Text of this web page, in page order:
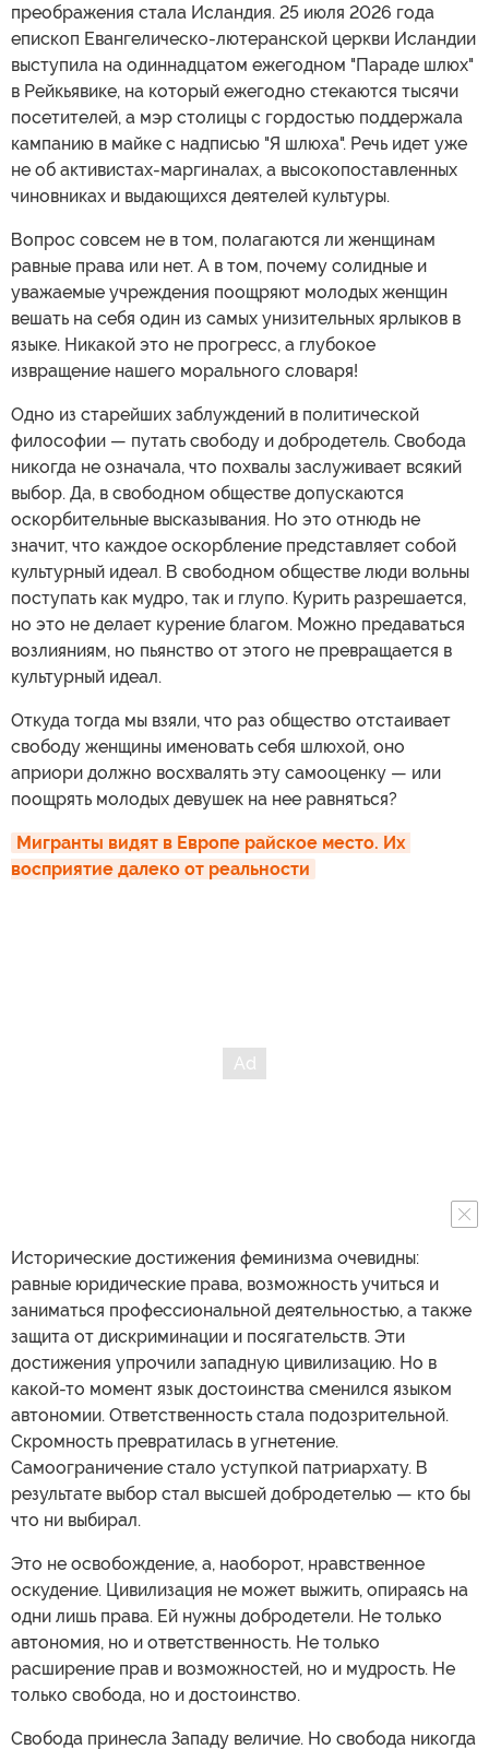
преображения стала Исландия. 25 июля 2026 года
епископ Евангелическо-лютеранской церкви Исландии
выступила на одиннадцатом ежегодном "Параде шлюх"
в Рейкьявике, на который ежегодно стекаются тысячи
посетителей, а мэр столицы с гордостью поддержала
кампанию в майке с надписью "Я шлюха". Речь идет уже
не об активистах-маргиналах, а высокопоставленных
чиновниках и выдающихся деятелей культуры.
Вопрос совсем не в том, полагаются ли женщинам
равные права или нет. А в том, почему солидные и
уважаемые учреждения поощряют молодых женщин
вешать на себя один из самых унизительных ярлыков в
языке. Никакой это не прогресс, а глубокое
извращение нашего морального словаря!
Одно из старейших заблуждений в политической
философии — путать свободу и добродетель. Свобода
никогда не означала, что похвалы заслуживает всякий
выбор. Да, в свободном обществе допускаются
оскорбительные высказывания. Но это отнюдь не
значит, что каждое оскорбление представляет собой
культурный идеал. В свободном обществе люди вольны
поступать как мудро, так и глупо. Курить разрешается,
но это не делает курение благом. Можно предаваться
возлияниям, но пьянство от этого не превращается в
культурный идеал.
Откуда тогда мы взяли, что раз общество отстаивает
свободу женщины именовать себя шлюхой, оно
априори должно восхвалять эту самооценку — или
поощрять молодых девушек на нее равняться?
Мигранты видят в Европе райское место. Их
восприятие далеко от реальности
Исторические достижения феминизма очевидны:
равные юридические права, возможность учиться и
заниматься профессиональной деятельностью, а также
защита от дискриминации и посягательств. Эти
достижения упрочили западную цивилизацию. Но в
какой-то момент язык достоинства сменился языком
автономии. Ответственность стала подозрительной.
Скромность превратилась в угнетение.
Самоограничение стало уступкой патриархату. В
результате выбор стал высшей добродетелью — кто бы
что ни выбирал.
Это не освобождение, а, наоборот, нравственное
оскудение. Цивилизация не может выжить, опираясь на
одни лишь права. Ей нужны добродетели. Не только
автономия, но и ответственность. Не только
расширение прав и возможностей, но и мудрость. Не
только свобода, но и достоинство.
Свобода принесла Западу величие. Но свобода никогда